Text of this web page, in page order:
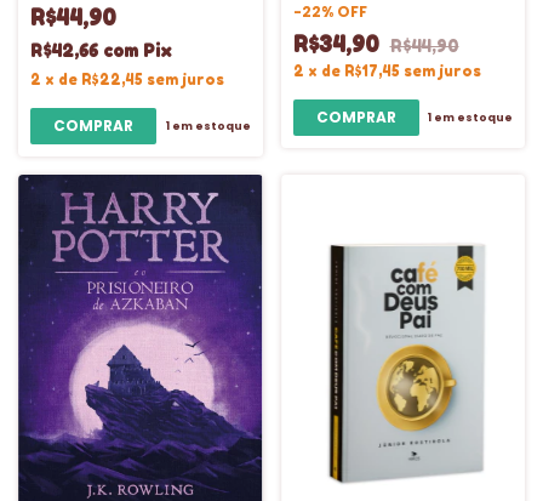
R$44,90
R$42,66 com Pix
2 x de R$22,45 sem juros
1em estoque
-22% OFF
R$34,90 R$44,90
2 x de R$17,45 sem juros
1 em estoque